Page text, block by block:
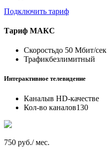
Подключить тариф
Тариф МАКС
Скоростьдо 50 Мбит/сек
Трафикбезлимитный
Интерактивное телевидение
Каналыв HD-качестве
Кол-во каналов130
750 руб./ мес.